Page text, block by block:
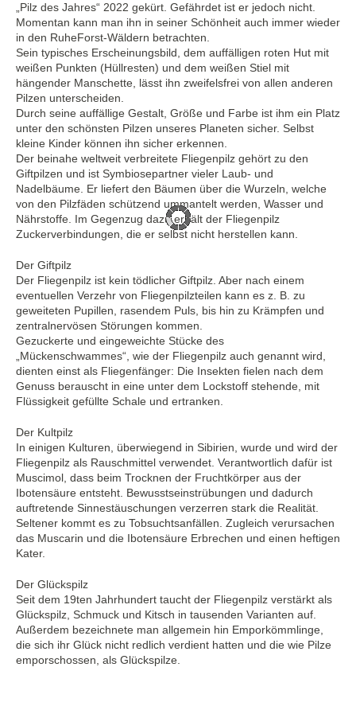
„Pilz des Jahres“ 2022 gekürt. Gefährdet ist er jedoch nicht.
Momentan kann man ihn in seiner Schönheit auch immer wieder
in den RuheForst-Wäldern betrachten.
Sein typisches Erscheinungsbild, dem auffälligen roten Hut mit
weißen Punkten (Hüllresten) und dem weißen Stiel mit
hängender Manschette, lässt ihn zweifelsfrei von allen anderen
Pilzen unterscheiden.
Durch seine auffällige Gestalt, Größe und Farbe ist ihm ein Platz
unter den schönsten Pilzen unseres Planeten sicher. Selbst
kleine Kinder können ihn sicher erkennen.
Der beinahe weltweit verbreitete Fliegenpilz gehört zu den
Giftpilzen und ist Symbiosepartner vieler Laub- und
Nadelbäume. Er liefert den Bäumen über die Wurzeln, welche
von den Pilzfäden schützend ummantelt werden, Wasser und
Nährstoffe. Im Gegenzug dazu erhält der Fliegenpilz
Zuckerverbindungen, die er selbst nicht herstellen kann.
Der Giftpilz
Der Fliegenpilz ist kein tödlicher Giftpilz. Aber nach einem
eventuellen Verzehr von Fliegenpilzteilen kann es z. B. zu
geweiteten Pupillen, rasendem Puls, bis hin zu Krämpfen und
zentralnervösen Störungen kommen.
Gezuckerte und eingeweichte Stücke des
„Mückenschwammes“, wie der Fliegenpilz auch genannt wird,
dienten einst als Fliegenfänger: Die Insekten fielen nach dem
Genuss berauscht in eine unter dem Lockstoff stehende, mit
Flüssigkeit gefüllte Schale und ertranken.
Der Kultpilz
In einigen Kulturen, überwiegend in Sibirien, wurde und wird der
Fliegenpilz als Rauschmittel verwendet. Verantwortlich dafür ist
Muscimol, dass beim Trocknen der Fruchtkörper aus der
Ibotensäure entsteht. Bewusstseinstrübungen und dadurch
auftretende Sinnestäuschungen verzerren stark die Realität.
Seltener kommt es zu Tobsuchtsanfällen. Zugleich verursachen
das Muscarin und die Ibotensäure Erbrechen und einen heftigen
Kater.
Der Glückspilz
Seit dem 19ten Jahrhundert taucht der Fliegenpilz verstärkt als
Glückspilz, Schmuck und Kitsch in tausenden Varianten auf.
Außerdem bezeichnete man allgemein hin Emporkömmlinge,
die sich ihr Glück nicht redlich verdient hatten und die wie Pilze
emporschossen, als Glückspilze.